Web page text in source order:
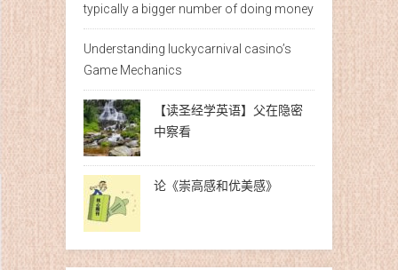
typically a bigger number of doing money
Understanding luckycarnival casino’s
Game Mechanics
【读圣经学英语】父在隐密
中察看
论《崇高感和优美感》